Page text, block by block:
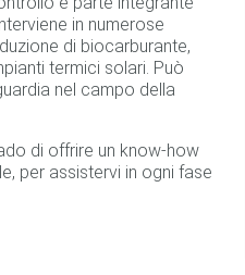
in numerose
di biocarburante,
termici solari. Può
nel campo della
di offrire un know-how
per assistervi in ogni fase